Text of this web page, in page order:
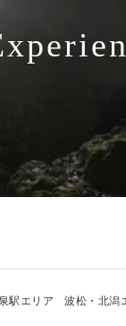
駅エリア 波松・北潟